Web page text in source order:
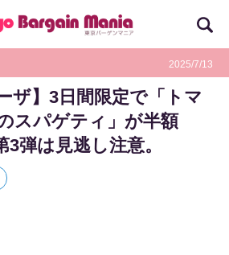
2025/7/13
ザ】3日間限定で「トマ
スパゲティ」が半額
3弾は見逃し注意。